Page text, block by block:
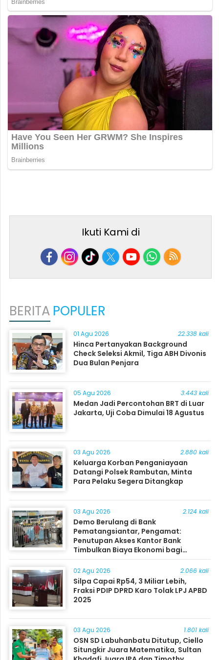
Ikuti Kami di
BERITA POPULER
01 Agu 2026 22.338 kali
Hinca Pertanyakan Background
Check Seleksi Akmil, Tiga ABH Divonis
Dua Bulan Penjara
05 Agu 2026 3.443 kali
Medan Jadi Percontohan BRT di Luar
Jakarta, Uji Coba Dimulai 18 Agustus
03 Agu 2026 2.880 kali
Keluarga Korban Penganiayaan
Datangi Polsek Rambutan, Minta
Para Pelaku Segera Ditangkap
03 Agu 2026 2.124 kali
Demo Berulang di Bank
Pematangsiantar, Pengamat:
Penutupan Akses Kantor Bank
Timbulkan Biaya Ekonomi bagi
Masyarakat
02 Agu 2026 2.066 kali
Silpa Capai Rp54, 3 Miliar Lebih,
Fraksi PDIP DPRD Karo Tolak LPJ APBD
2025
03 Agu 2026 1.801 kali
OSN SD Labuhanbatu Ditutup, Ciello
Situngkir Juara Matematika, Sultan